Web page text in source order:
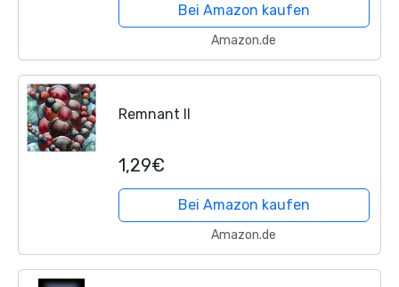
Bei Amazon kaufen
Amazon.de
Remnant II
1,29€
Bei Amazon kaufen
Amazon.de